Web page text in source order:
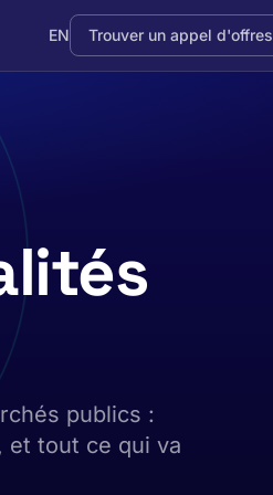
EN Trouver un appel d'offres
publics :
et tout ce qui va